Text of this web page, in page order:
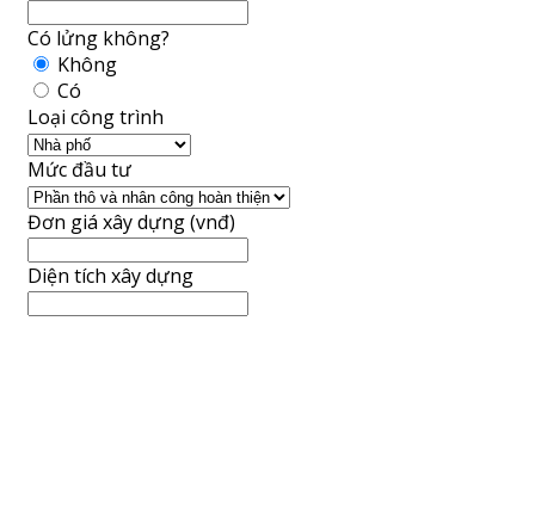
Có lửng không?
Không
Có
Loại công trình
Mức đầu tư
Đơn giá xây dựng (vnđ)
Diện tích xây dựng